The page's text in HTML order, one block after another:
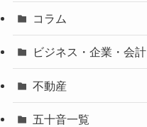
コラム
ビジネス・企業・会計
不動産
五十音一覧